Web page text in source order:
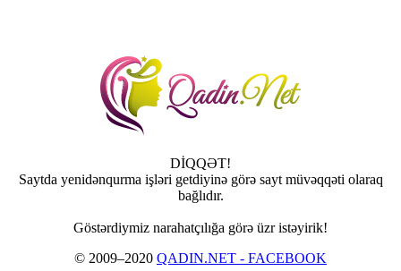
DİQQƏT!
Saytda yenidənqurma işləri getdiyinə görə sayt müvəqqəti olaraq
bağlıdır.
Göstərdiymiz narahatçılığa görə üzr istəyirik!
© 2009–2020 QADIN.NET - FACEBOOK